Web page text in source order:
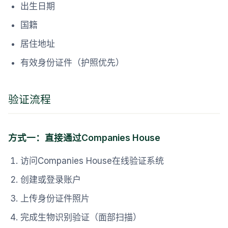
出生日期
国籍
居住地址
有效身份证件（护照优先）
验证流程
方式一：直接通过Companies House
访问Companies House在线验证系统
创建或登录账户
上传身份证件照片
完成生物识别验证（面部扫描）